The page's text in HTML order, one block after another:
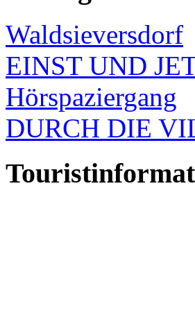
Waldsieversdorf
EINST UND
Hörspaziergang
DURCH DIE